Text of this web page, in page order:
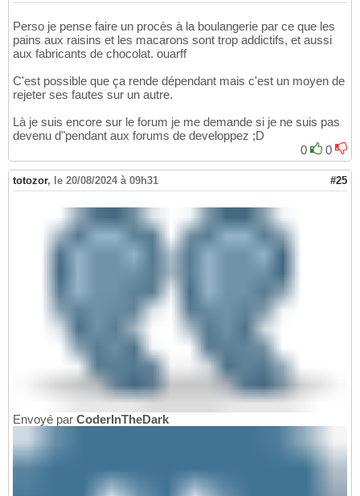
Perso je pense faire un procès à la boulangerie par ce que les
pains aux raisins et les macarons sont trop addictifs, et aussi
aux fabricants de chocolat. ouarff
C'est possible que ça rende dépendant mais c'est un moyen de
rejeter ses fautes sur un autre.
Là je suis encore sur le forum je me demande si je ne suis pas
devenu d"pendant aux forums de developpez ;D
0
0
totozor, le 20/08/2024 à 09h31 #25
Envoyé par CoderInTheDark